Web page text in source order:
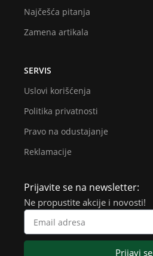
Najčešća pitanja
Zamena artikala
SERVIS
Uslovi korišćenja
Politika privatnosti
Pravo na odustajanje
Reklamacije
Prijavite se na newsletter:
Ne propustite akcije i novosti!
Prijavi se